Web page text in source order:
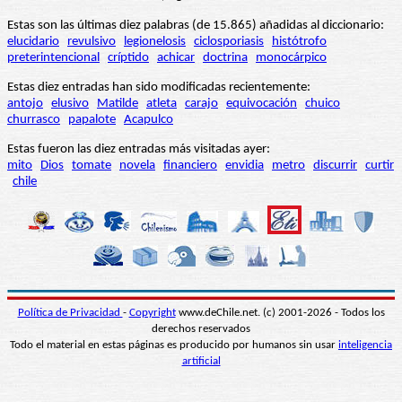
Estas son las últimas diez palabras (de 15.865) añadidas al diccionario:
elucidario
revulsivo legionelosis ciclosporiasis
histótrofo
preterintencional críptido achicar doctrina monocárpico
Estas diez entradas han sido modificadas recientemente:
antojo elusivo Matilde atleta carajo equivocación
chuico
churrasco
papalote Acapulco
Estas fueron las diez entradas más visitadas ayer:
mito
Dios tomate novela financiero envidia metro discurrir curtir
chile
Política de Privacidad - Copyrightwww.deChile.net. (c) 2001-2026 - Todos los
derechos reservados
Todo el material en estas páginas es producido por humanos sin usar inteligencia
artificial